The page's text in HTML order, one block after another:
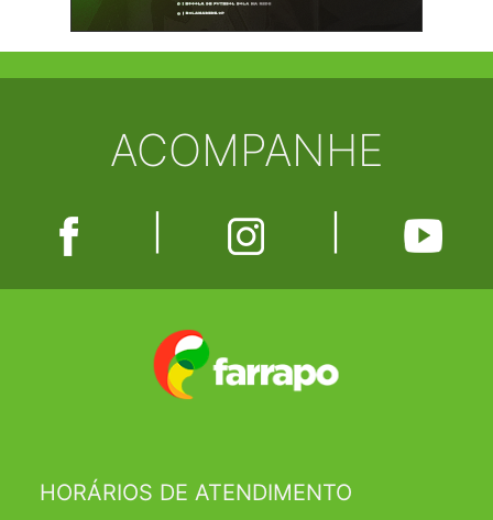
ACOMPANHE
HORÁRIOS DE ATENDIMENTO